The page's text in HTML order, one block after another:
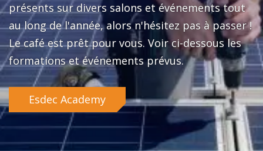
présents sur divers salons et événements tout
au long de l'année, alors n'hésitez pas à passer !
Le café est prêt pour vous. Voir ci-dessous les
formations et événements prévus.
Esdec Academy